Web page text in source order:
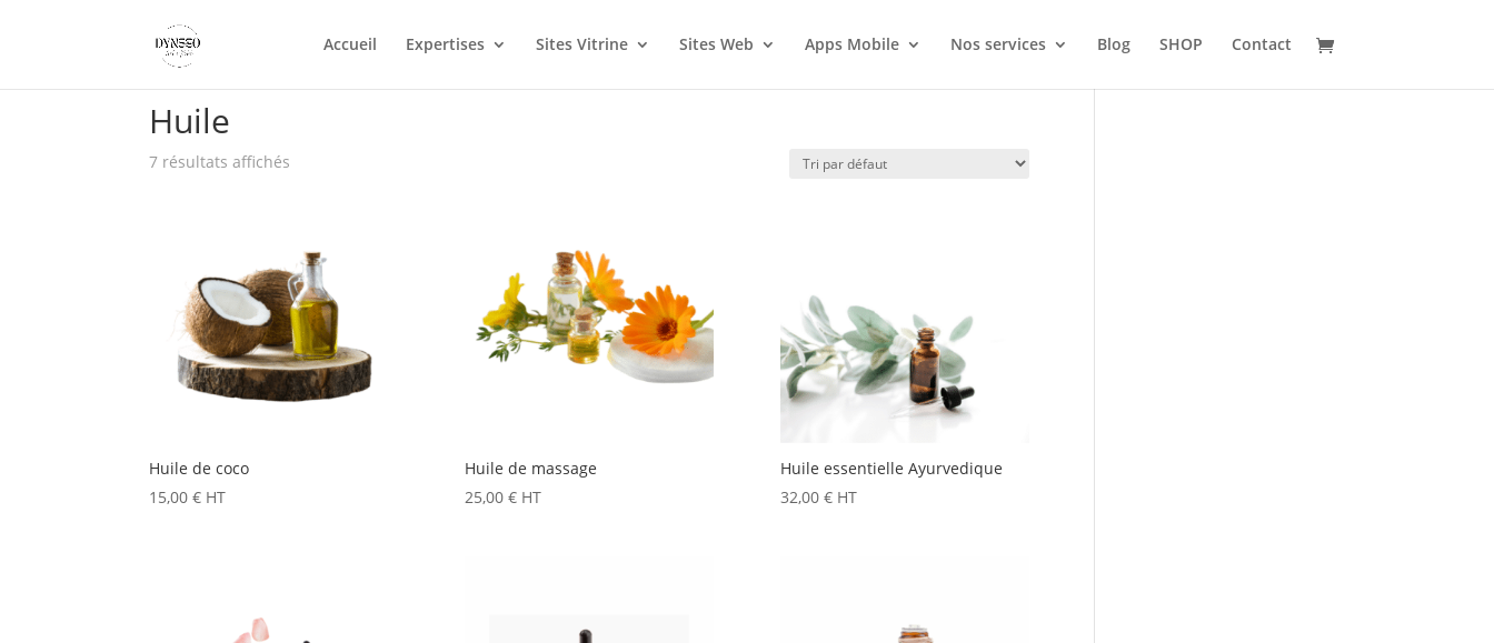
Accueil Expertises Sites Vitrine Sites Web Apps Mobile Nos services Blog SHOP
Contact
Huile
7 résultats affichés
Huile de coco
15,00€ HT
Huile de massage
25,00 € HT
Huile essentielle Ayurvedique
32,00 € HT